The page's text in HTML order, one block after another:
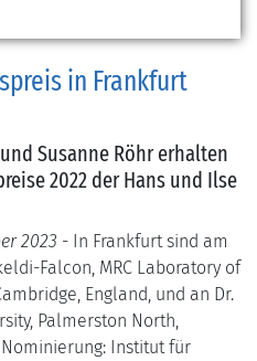
in Frankfurt
Susanne Röhr erhalten
2022 der Hans und Ilse
2023 - In Frankfurt sind am
Falcon, MRC Laboratory of
England, und an Dr.
Palmerston North,
Institut für